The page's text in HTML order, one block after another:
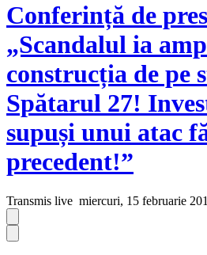
Conferință de
„Scandalul ia
construcția de pe
Spătarul 27!
supuși unui atac
precedent!”
Transmis live miercuri, 15 februarie